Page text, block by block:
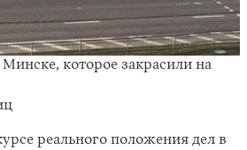
которое закрасили на
реального положения дел в